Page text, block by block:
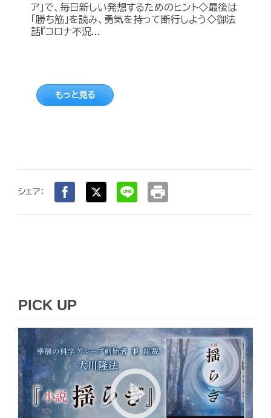
ア」で、毎日新しい発想するためのヒント◇最後は
「勝ち筋」を読み、勇気を持って断行しよう◇御法
話『コロナ不況...
もっと見る
シェア： print
PICK UP